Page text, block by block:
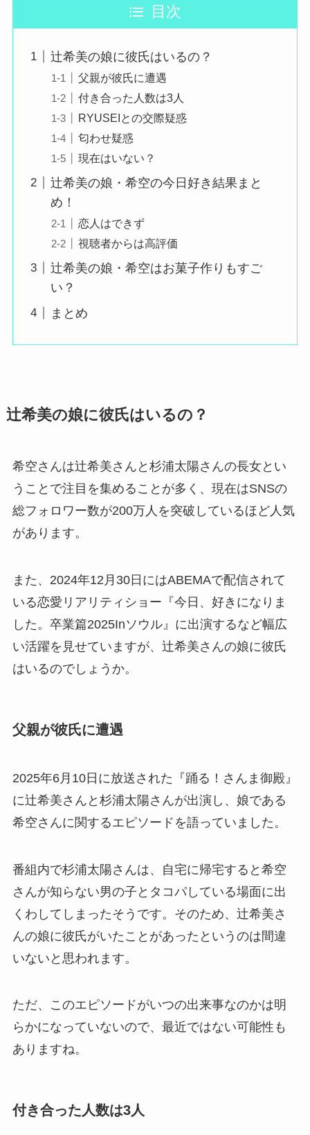
目次
辻希美の娘に彼氏はいるの？
父親が彼氏に遭遇
付き合った人数は3人
RYUSEIとの交際疑惑
匂わせ疑惑
現在はいない？
辻希美の娘・希空の今日好き結果まと
め！
恋人はできず
視聴者からは高評価
辻希美の娘・希空はお菓子作りもすご
い？
まとめ
辻希美の娘に彼氏はいるの？
希空さんは辻希美さんと杉浦太陽さんの長女とい
うことで注目を集めることが多く、現在はSNSの
総フォロワー数が200万人を突破しているほど人気
があります。
また、2024年12月30日にはABEMAで配信されて
いる恋愛リアリティショー『今日、好きになりま
した。卒業篇2025Inソウル』に出演するなど幅広
い活躍を見せていますが、辻希美さんの娘に彼氏
はいるのでしょうか。
父親が彼氏に遭遇
2025年6月10日に放送された『踊る！さんま御殿』
に辻希美さんと杉浦太陽さんが出演し、娘である
希空さんに関するエピソードを語っていました。
番組内で杉浦太陽さんは、自宅に帰宅すると希空
さんが知らない男の子とタコパしている場面に出
くわしてしまったそうです。そのため、辻希美さ
んの娘に彼氏がいたことがあったというのは間違
いないと思われます。
ただ、このエピソードがいつの出来事なのかは明
らかになっていないので、最近ではない可能性も
ありますね。
付き合った人数は3人